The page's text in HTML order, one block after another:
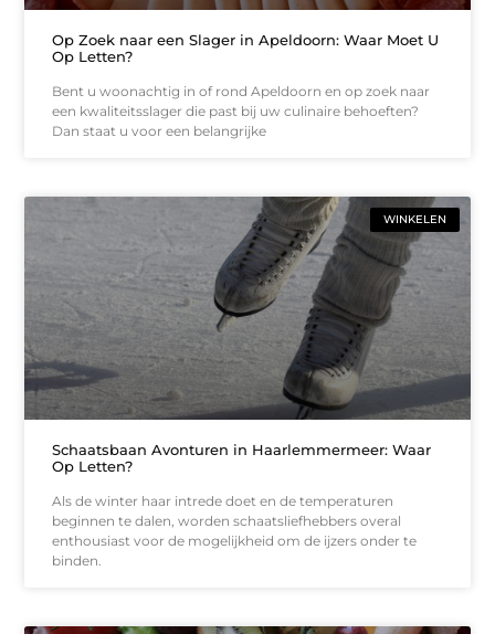
Op Zoek naar een Slager in Apeldoorn: Waar Moet U
Op Letten?
Bent u woonachtig in of rond Apeldoorn en op zoek naar
een kwaliteitsslager die past bij uw culinaire behoeften?
Dan staat u voor een belangrijke
WINKELEN
Schaatsbaan Avonturen in Haarlemmermeer: Waar
Op Letten?
Als de winter haar intrede doet en de temperaturen
beginnen te dalen, worden schaatsliefhebbers overal
enthousiast voor de mogelijkheid om de ijzers onder te
binden.